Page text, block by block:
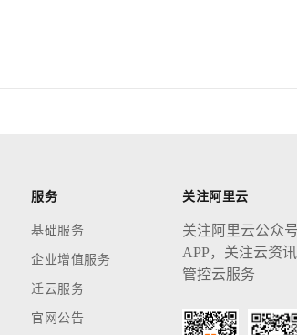
服务
基础服务
企业增值服务
迁云服务
官网公告
关注阿里云
关注阿里云公众
APP，关注云资
管控云服务